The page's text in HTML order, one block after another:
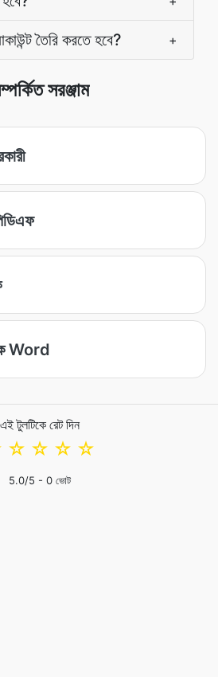
তৈরি করতে হবে? +
সরঞ্জাম
Word
এই টুলটিকে রেট দিন
☆
☆
☆
☆
5.0/5 - 0 ভোট